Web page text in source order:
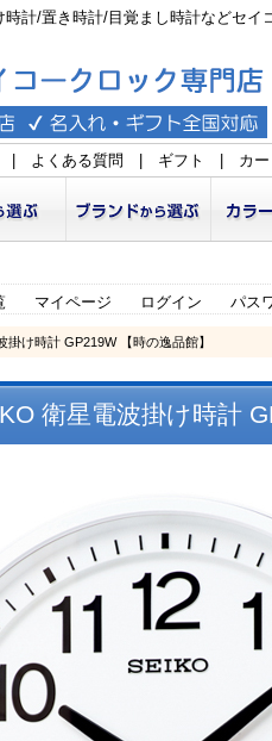
計/置き時計/目覚まし時計などセイ
よくある質問 ギフト カ
マイページ ログイン パス
け時計 GP219W 【時の逸品館】
衛星電波掛け時計